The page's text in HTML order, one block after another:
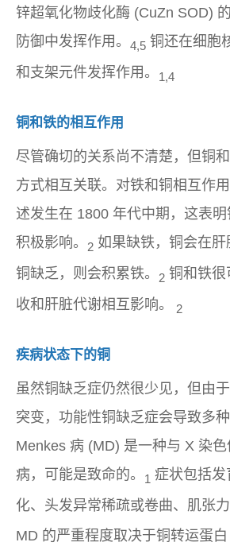
锌超氧化物歧化酶 (CuZn SOD)
防御中发挥作用。 4,5 铜还在细胞
和支架元件发挥作用。
1,4
铜和铁的相互作用
尽管确切的关系尚不清楚，但铜
方式相互关联。对铁和铜相互作
述发生在 1800 年代中期，这表
积极影响。
2 如果缺铁，铜会在
铜缺乏，则会积累铁。
2 铜和铁很
收和肝脏代谢相互影响。
2
疾病状态下的铜
虽然铜缺乏症仍然很少见，但由
突变，功能性铜缺乏症会导致多种
Menkes 病 (MD) 是一种与 X 染
病，可能是致命的。
1 症状包括发
化、头发异常稀疏或卷曲、肌张力
MD 的严重程度取决于铜转运蛋白